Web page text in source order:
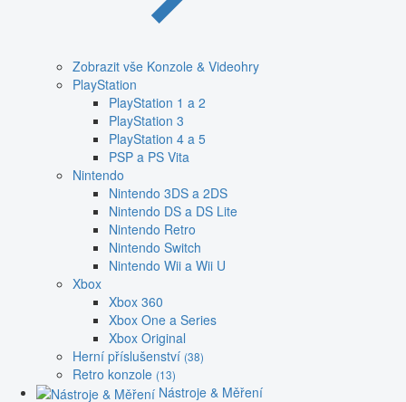
Zobrazit vše Konzole & Videohry
PlayStation
PlayStation 1 a 2
PlayStation 3
PlayStation 4 a 5
PSP a PS Vita
Nintendo
Nintendo 3DS a 2DS
Nintendo DS a DS Lite
Nintendo Retro
Nintendo Switch
Nintendo Wii a Wii U
Xbox
Xbox 360
Xbox One a Series
Xbox Original
Herní příslušenství (38)
Retro konzole (13)
Nástroje & Měření